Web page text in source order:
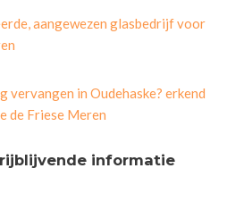
aangewezen glasbedrijf voor
vervangen in Oudehaske? erkend
de Friese Meren
informatie